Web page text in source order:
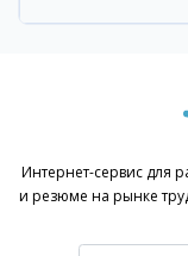
Интернет-сервис для
и резюме на рынке